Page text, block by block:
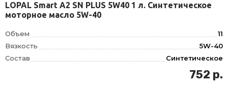
LOPAL Smart A2 SN PLUS 5W40 1 л. Синтетическое
моторное масло 5W-40
Объем
11
Вязкость
5W-40
Состав
Синтетическое
A3, B4
752 р.